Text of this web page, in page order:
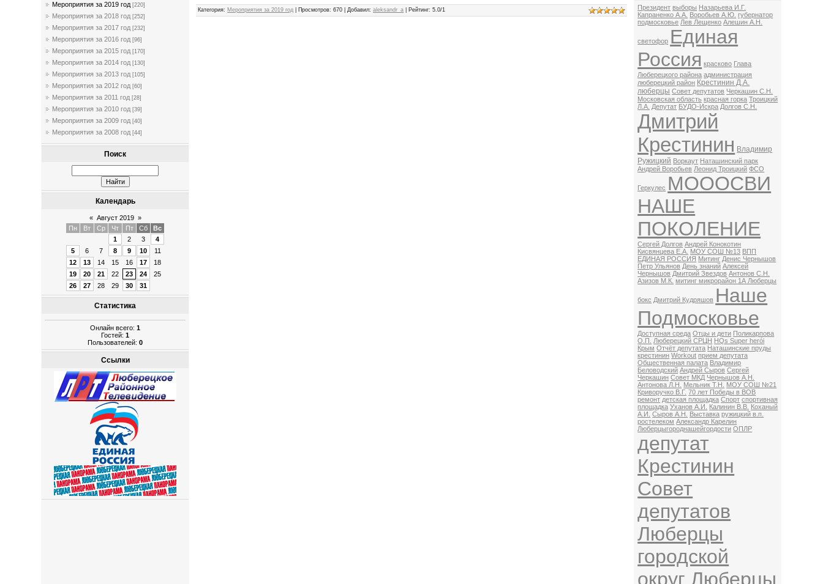
Мероприятия за 2019 год [220]
Мероприятия за 2018 год [252]
Мероприятия за 2017 год [232]
Мероприятия за 2016 год [96]
Мероприятия за 2015 год [170]
Мероприятия за 2014 год [130]
Мероприятия за 2013 год [105]
Мероприятия за 2012 год [60]
Мероприятия за 2011 год [28]
Мероприятия за 2010 год [39]
Мероприятия за 2009 год [40]
Мероприятия за 2008 год [44]
Поиск
Календарь
« Август 2019 »
Пн
Вт Ср Чт Пт Сб
Вс
1
2 3
4
5
6 7 8 9 10
11
12
13 14 15 16 17
18
19
20 21 22 23 24
25
26
27 28 29 30 31
Статистика
Онлайн всего:1
Гостей:1
Пользователей:0
Ссылки
Категория: Мероприятия за 2019 год Просмотров: 670 | Добавил:aleksandr_a Рейтинг:5.0/1 Президент выборы Назарьева И.Г.
Капраненко А.А. Воробьев А.Ю. губернатор
подмосковье Лев Лещенко Алешин А.Н.
светофор Единая
Россия красково Глава
Люберецкого района администрация
люберецкий район Крестинин Д.А.
люберцы Совет депутатов Черкашин С.Н.
Московская область красная горка Троицкий
Л.А. Депутат БУДО-Искра Долгов С.Н.
Дмитрий
Крестинин Владимир
Ружицкий Воркаут Наташинский парк
Андрей Воробьев Леонид Троицкий ФСО
Геркулес МОООСВИ
НАШЕ
ПОКОЛЕНИЕ
Сергей Долгов Андрей Конокотин
Кисвянцева Е.А. МОУ СОШ №13 ВПП
ЕДИНАЯ РОССИЯ Митинг Денис Чернышов
Петр Ульянов День знаний Алексей
Чернышов Дмитрий Звездов Антонов С.Н.
Азизов М.К. митинг микрорайон 1А Люберцы
бокс Дмитрий Кудряшов Наше
Подмосковье
Доступная среда Отцы и дети Поликарпова
О.П.
Люберецкий СРЦН HQs Super herói
Крым Отчёт депутата Наташинские пруды
крестинин Workout прием депутата
Общественная палата Владимир
Беловодский Андрей Сыров Сергей
Черкашин Совет МКД Чернышов А.Н.
Антонова Л.Н.
Мельник Т.Н.
МОУ СОШ №21
Криворучко В.Г. 70 лет Победы в ВОВ
ремонт детская площадка Спорт спортивная
площадка Уханов А.И. Калинин В.В. Коханый
А.И.
Сыров А.Н. Выставка ружицкий в.п.
ростелеком Александр Карелин
Люберцыгороднашейгордости ОПЛР
депутат
Крестинин
Совет
депутатов
Люберцы
городской
округ Люберцы